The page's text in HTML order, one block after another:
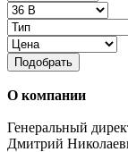
Подобрать
О компании
Генеральный
Дмитрий